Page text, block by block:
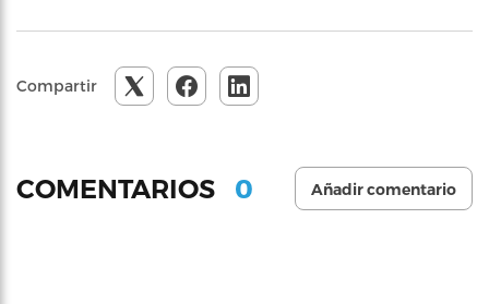
Compartir
COMENTARIOS 0 Añadir comentario